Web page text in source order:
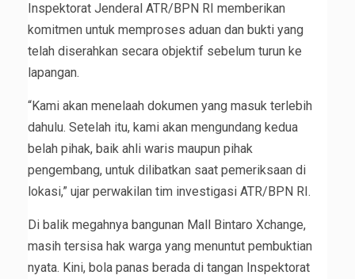
Inspektorat Jenderal ATR/BPN RI memberikan
komitmen untuk memproses aduan dan bukti yang
telah diserahkan secara objektif sebelum turun ke
lapangan.
“Kami akan menelaah dokumen yang masuk terlebih
dahulu. Setelah itu, kami akan mengundang kedua
belah pihak, baik ahli waris maupun pihak
pengembang, untuk dilibatkan saat pemeriksaan di
lokasi,” ujar perwakilan tim investigasi ATR/BPN RI.
Di balik megahnya bangunan Mall Bintaro Xchange,
masih tersisa hak warga yang menuntut pembuktian
nyata. Kini, bola panas berada di tangan Inspektorat